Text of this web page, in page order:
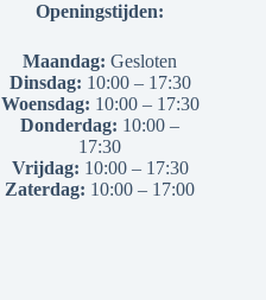
Openingstijden:
Maandag: Gesloten
Dinsdag: 10:00 – 17:30
Woensdag: 10:00 – 17:30
Donderdag: 10:00 –
17:30
Vrijdag: 10:00 – 17:30
Zaterdag: 10:00 – 17:00